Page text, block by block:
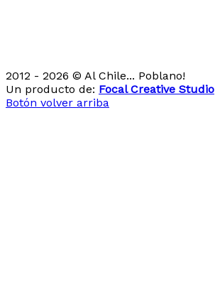
2012 - 2026 © Al Chile... Poblano!
Un producto de: Focal Creative Studio
Botón volver arriba